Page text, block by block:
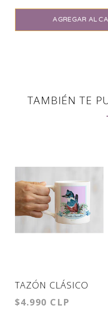
TAMBIÉN TE
TAZÓN CLÁSICO
MARTIN PESCADOR
$4.990 CLP